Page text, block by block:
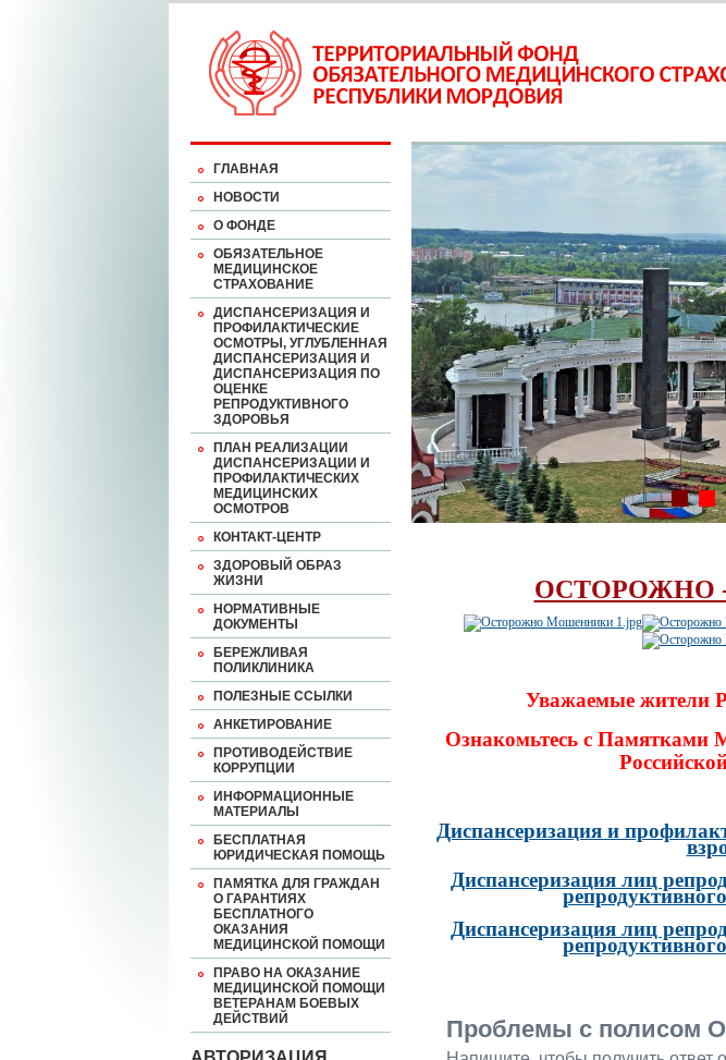
ГЛАВНАЯ
НОВОСТИ
О ФОНДЕ
ОБЯЗАТЕЛЬНОЕ
МЕДИЦИНСКОЕ
СТРАХОВАНИЕ
ДИСПАНСЕРИЗАЦИЯ И
ПРОФИЛАКТИЧЕСКИЕ
ОСМОТРЫ, УГЛУБЛЕННАЯ
ДИСПАНСЕРИЗАЦИЯ И
ДИСПАНСЕРИЗАЦИЯ ПО
ОЦЕНКЕ
РЕПРОДУКТИВНОГО
ЗДОРОВЬЯ
ПЛАН РЕАЛИЗАЦИИ
ДИСПАНСЕРИЗАЦИИ И
ПРОФИЛАКТИЧЕСКИХ
МЕДИЦИНСКИХ
ОСМОТРОВ
КОНТАКТ-ЦЕНТР
ЗДОРОВЫЙ ОБРАЗ
ЖИЗНИ
НОРМАТИВНЫЕ
ДОКУМЕНТЫ
БЕРЕЖЛИВАЯ
ПОЛИКЛИНИКА
ПОЛЕЗНЫЕ ССЫЛКИ
АНКЕТИРОВАНИЕ
ПРОТИВОДЕЙСТВИЕ
КОРРУПЦИИ
ИНФОРМАЦИОННЫЕ
МАТЕРИАЛЫ
БЕСПЛАТНАЯ
ЮРИДИЧЕСКАЯ ПОМОЩЬ
ПАМЯТКА ДЛЯ ГРАЖДАН
О ГАРАНТИЯХ
БЕСПЛАТНОГО
ОКАЗАНИЯ
МЕДИЦИНСКОЙ ПОМОЩИ
ПРАВО НА ОКАЗАНИЕ
МЕДИЦИНСКОЙ ПОМОЩИ
ВЕТЕРАНАМ БОЕВЫХ
ДЕЙСТВИЙ
ОСТОРОЖНО
Уважаемые жители
Ознакомьтесь с Памятками
Диспансеризация и
Диспансеризация лиц
Диспансеризация лиц
Проблемы с полисом